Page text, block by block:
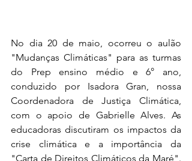
No dia 20 de maio, ocorreu o aulão
"Mudanças Climáticas" para as turmas
do Prep ensino médio e 6° ano,
conduzido por Isadora Gran, nossa
Coordenadora de Justiça Climática,
com o apoio de Gabrielle Alves. As
educadoras discutiram os impactos da
crise climática e a importância da
"Carta de Direitos Climáticos da Maré".